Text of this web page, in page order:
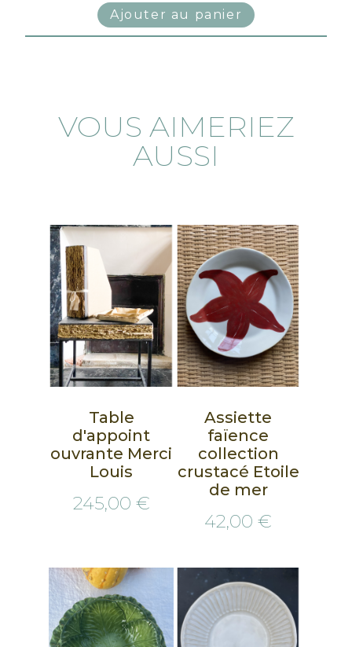
Ajouter au panier
VOUS AIMERIEZ
AUSSI
Table
d'appoint
ouvrante Merci
Louis
245,00 €
Assiette
faïence
collection
crustacé Etoile
de mer
42,00 €